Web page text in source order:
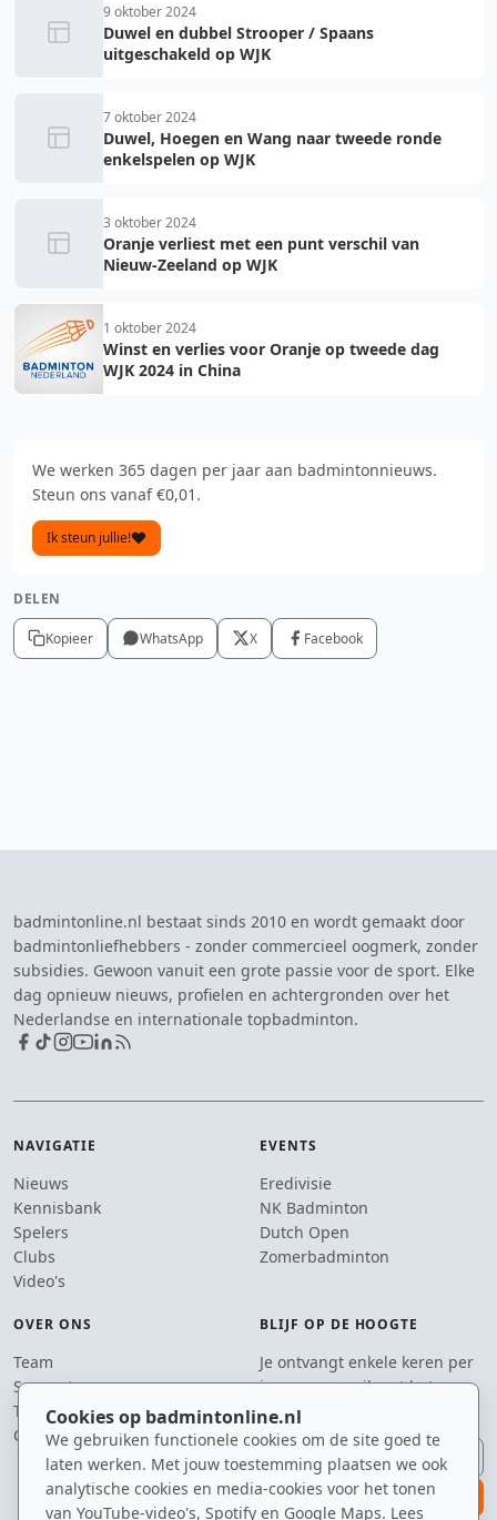
Cookies op badmintonline.nl
We gebruiken functionele cookies om de site goed te
laten werken. Met jouw toestemming plaatsen we ook
analytische cookies en media-cookies voor het tonen
van YouTube-video's, Spotify en Google Maps. Lees
9 oktober 2024
Duwel en dubbel Strooper / Spaans
uitgeschakeld op WJK
7 oktober 2024
Duwel, Hoegen en Wang naar tweede ronde
enkelspelen op WJK
3 oktober 2024
Oranje verliest met een punt verschil van
Nieuw-Zeeland op WJK
1 oktober 2024
Winst en verlies voor Oranje op tweede dag
WJK 2024 in China
We werken 365 dagen per jaar aan badmintonnieuws.
Steun ons vanaf €0,01.
Ik steun jullie!
DELEN
Kopieer WhatsApp X Facebook
badmintonline.nl bestaat sinds 2010 en wordt gemaakt door
badmintonliefhebbers - zonder commercieel oogmerk, zonder
subsidies. Gewoon vanuit een grote passie voor de sport. Elke
dag opnieuw nieuws, profielen en achtergronden over het
Nederlandse en internationale topbadminton.
NAVIGATIE
Nieuws
Kennisbank
Spelers
Clubs
Video's
EVENTS
Eredivisie
NK Badminton
Dutch Open
Zomerbadminton
OVER ONS
Team
Supporters
Tip de redactie
Contact
BLIJF OP DE HOOGTE
Je ontvangt enkele keren per
jaar een e-mail met het
laatste badmintonnieuws.
E-mailadres
aanmelden